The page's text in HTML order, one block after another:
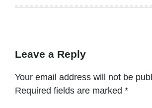
Leave a Reply
Your email address will not be
Required fields are marked *